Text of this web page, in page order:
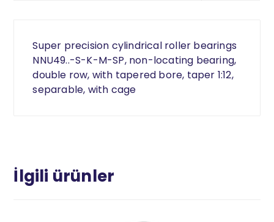
Super precision cylindrical roller bearings
NNU49..-S-K-M-SP, non-locating bearing,
double row, with tapered bore, taper 1:12,
separable, with cage
İlgili ürünler